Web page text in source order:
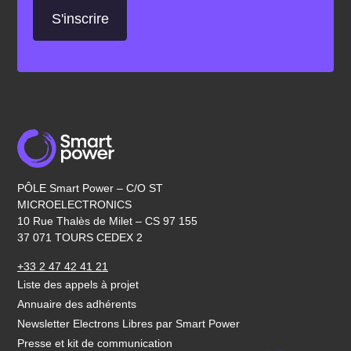
PÔLE Smart Power – C/O ST
MICROELECTRONICS
10 Rue Thalès de Milet – CS 97 155
37 071 TOURS CEDEX 2
+33 2 47 42 41 21
Liste des appels à projet
Annuaire des adhérents
Newsletter Electrons Libres par Smart Power
Presse et kit de communication